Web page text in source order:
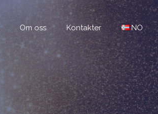
Om oss Kontakter NO